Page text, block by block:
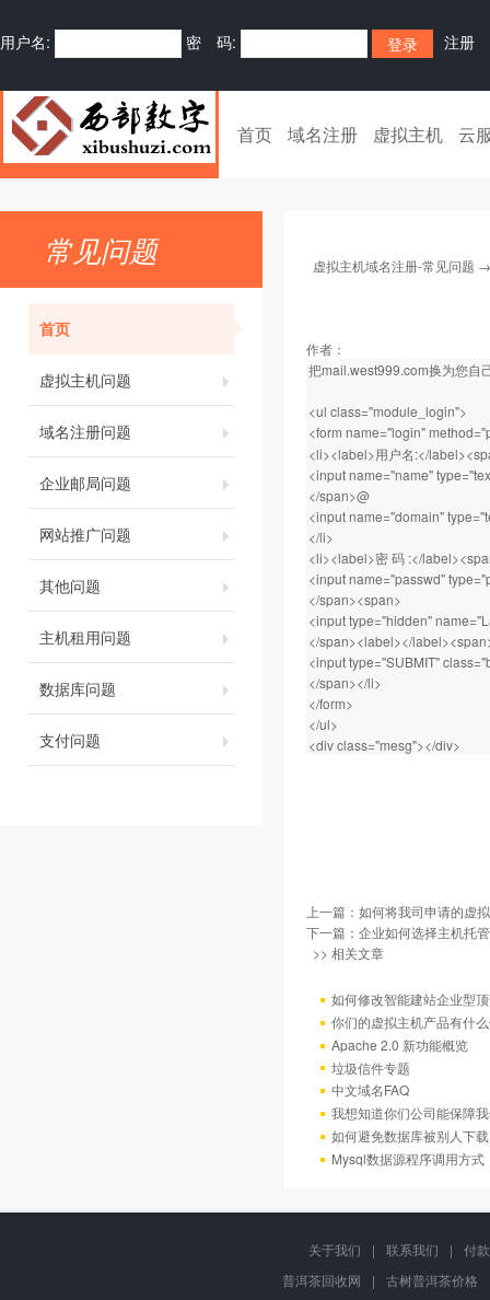
用户名: 密 码: 注册
首页 域名注册 虚拟主机 云
常见问题
首页
虚拟主机问题
域名注册问题
企业邮局问题
网站推广问题
其他问题
主机租用问题
数据库问题
支付问题
虚拟主机域名注册-常见问题
作者：
把mail.west999.com换为您自
<ul class="module_login">
<form name="login"
<li><label>用户名:</
<input name="name"
</span>@
<input name="domain"
</li>
<li><label>密 码 :</
<input name="passwd"
</span><span>
<input type="hidden"
</span><label></
<input type="SUBMIT"
</span></li>
</form>
</ul>
<div class="mesg"></div>
上一篇： 如何将我司申请的虚
下一篇： 企业如何选择主机托
>> 相关文章
如何修改智能建站企业型
你们的虚拟主机产品有什
Apache 2.0 新功能概览
垃圾信件专题
中文域名FAQ
我想知道你们公司能保障
如何避免数据库被别人下
Mysql数据源程序调用方
关于我们 | 联系我们 |
付
普洱茶回收网
| 古树普洱茶价格